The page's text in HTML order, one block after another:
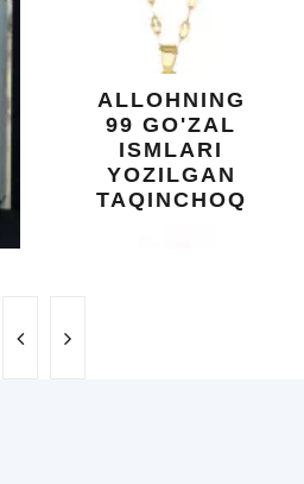
ALLOHNING
99 GO'ZAL
ISMLARI
YOZILGAN
TAQINCHOQ